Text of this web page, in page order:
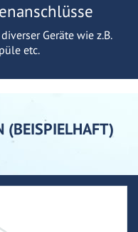
Geräte wie z.B.
etc.
(BEISPIELHAFT)